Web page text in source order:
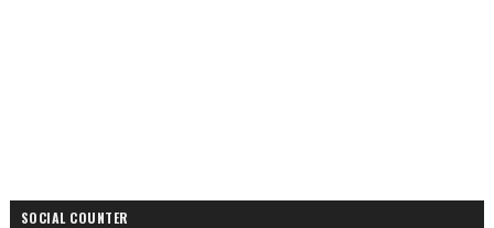
SOCIAL COUNTER